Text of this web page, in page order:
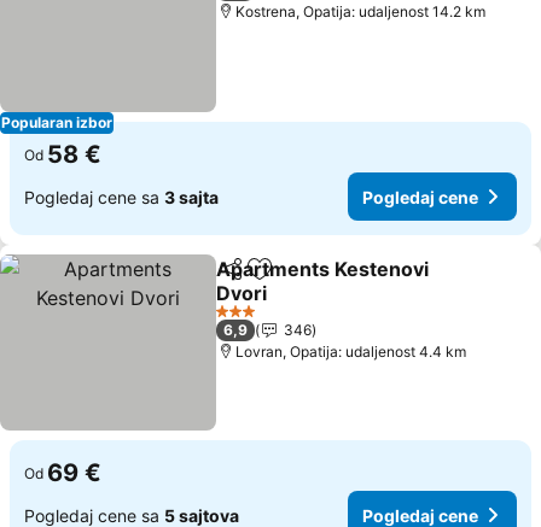
Popularan izbor
Kostrena, Opatija: udaljenost 14.2 km
Od 58 €
Pogledaj cene sa 3 sajta Pogledaj cene
Deli Dodati u favorite
Apartments Kestenovi
Dvori
Pogledaj cene
3 Zvezdice
6,9
346
Lovran, Opatija: udaljenost 4.4 km
Od 69 €
Pogledaj cene sa 5 sajtova Pogledaj cene